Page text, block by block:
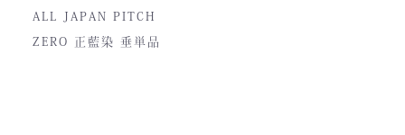
ALL JAPAN PITCH
ZERO 正藍染 垂単品